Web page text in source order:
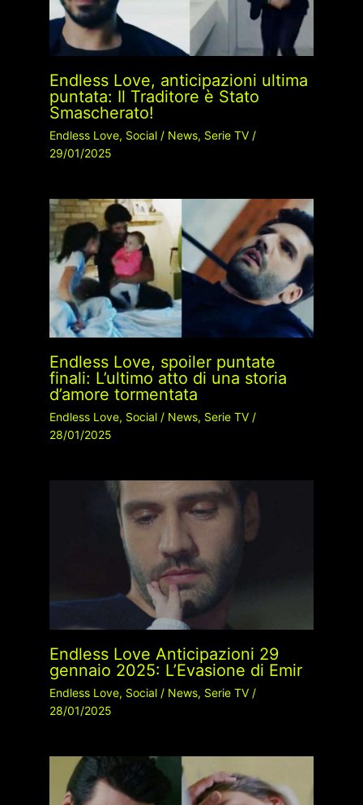
Endless Love, anticipazioni ultima
puntata: Il Traditore è Stato
Smascherato!
Endless Love, Social/ News, Serie TV/
29/01/2025
Endless Love, spoiler puntate
finali: L’ultimo atto di una storia
d’amore tormentata
Endless Love, Social/ News, Serie TV/
28/01/2025
Endless Love Anticipazioni 29
gennaio 2025: L’Evasione di Emir
Endless Love, Social/ News, Serie TV/
28/01/2025